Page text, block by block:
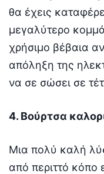
θα έχεις
μεγαλύτερο
χρήσιμο βέβαια αν
απόληξη της
να σε σώσει σε
4. Βούρτσα
Μια πολύ καλή
από περιττό κόπο